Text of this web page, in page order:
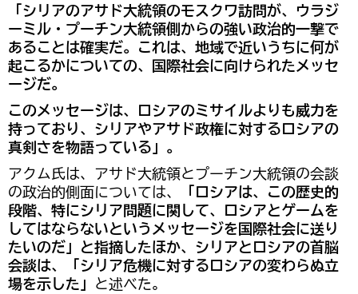
「シリアのアサド大統領のモスクワ訪問が、ウラジ
ーミル・プーチン大統領側からの強い政治的一撃で
あることは確実だ。これは、地域で近いうちに何が
起こるかについての、国際社会に向けられたメッセ
ージだ。
このメッセージは、ロシアのミサイルよりも威力を
持っており、シリアやアサド政権に対するロシアの
真剣さを物語っている」。
アクム氏は、アサド大統領とプーチン大統領の会談
の政治的側面については、
「ロシアは、この歴史的
段階、特にシリア問題に関して、ロシアとゲームを
してはならないというメッセージを国際社会に送り
たいのだ」と指摘したほか、シリアとロシアの首脳
会談は、「シリア危機に対するロシアの変わらぬ立
場を示した」 と述べた。